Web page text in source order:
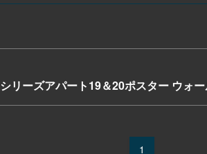
リーズアパート19＆20ポスター ウォー
1